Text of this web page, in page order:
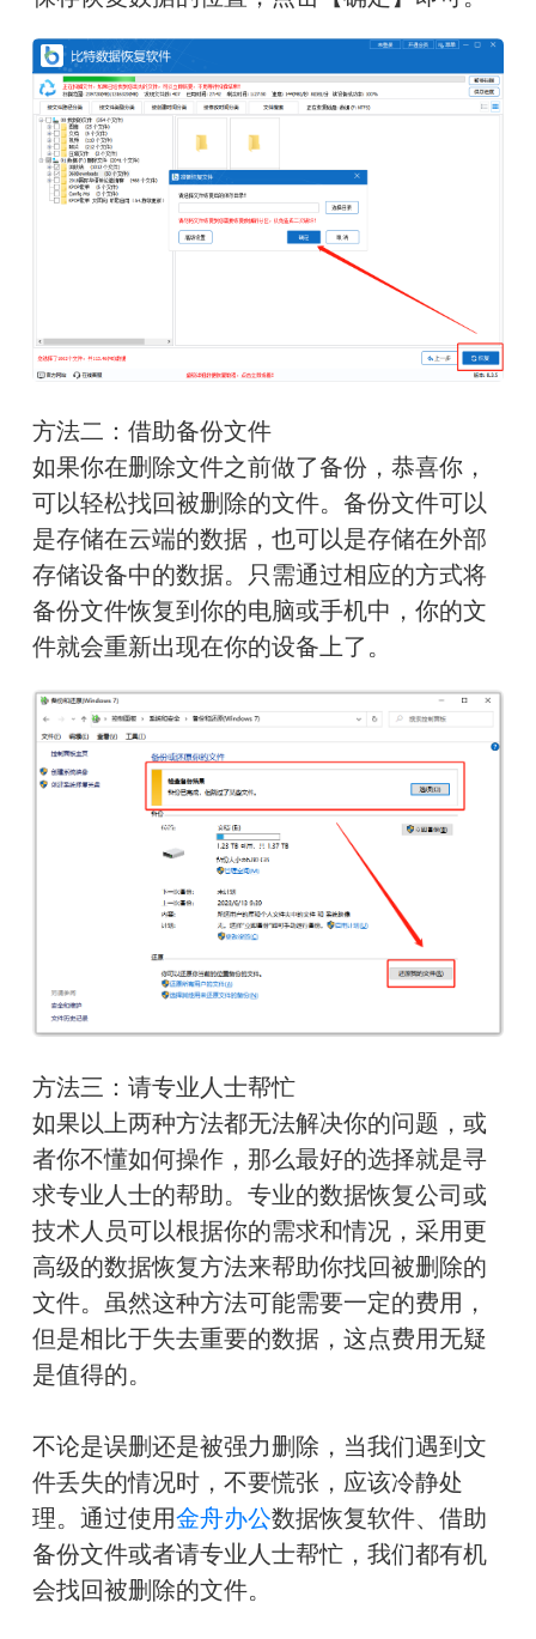
方法二：借助备份文件
如果你在删除文件之前做了备份，恭喜你，
可以轻松找回被删除的文件。备份文件可以
是存储在云端的数据，也可以是存储在外部
存储设备中的数据。只需通过相应的方式将
备份文件恢复到你的电脑或手机中，你的文
件就会重新出现在你的设备上了。
方法三：请专业人士帮忙
如果以上两种方法都无法解决你的问题，或
者你不懂如何操作，那么最好的选择就是寻
求专业人士的帮助。专业的数据恢复公司或
技术人员可以根据你的需求和情况，采用更
高级的数据恢复方法来帮助你找回被删除的
文件。虽然这种方法可能需要一定的费用，
但是相比于失去重要的数据，这点费用无疑
是值得的。
不论是误删还是被强力删除，当我们遇到文
件丢失的情况时，不要慌张，应该冷静处
理。通过使用金舟办公数据恢复软件、借助
备份文件或者请专业人士帮忙，我们都有机
会找回被删除的文件。